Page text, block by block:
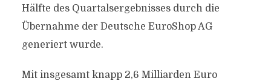
Hälfte des Quartalsergebnisses durch die
Übernahme der Deutsche EuroShop AG
generiert wurde.
Mit insgesamt knapp 2,6 Milliarden Euro